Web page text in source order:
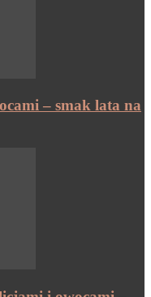
– smak lata na